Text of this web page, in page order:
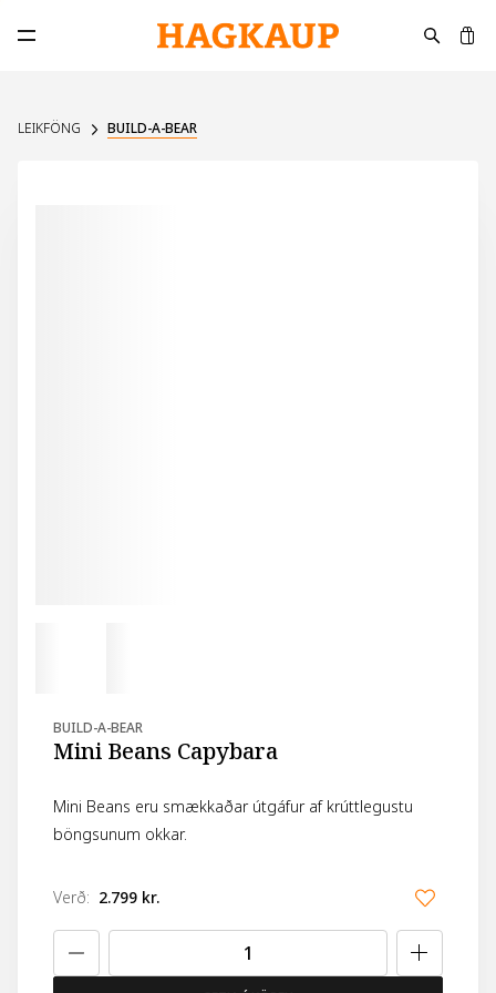
Opna aðalvalmynd
LEIKFÖNG BUILD-A-BEAR
BUILD-A-BEAR
Mini Beans Capybara
Mini Beans eru smækkaðar útgáfur af krúttlegustu
böngsunum okkar.
Verð: 2.799 kr.